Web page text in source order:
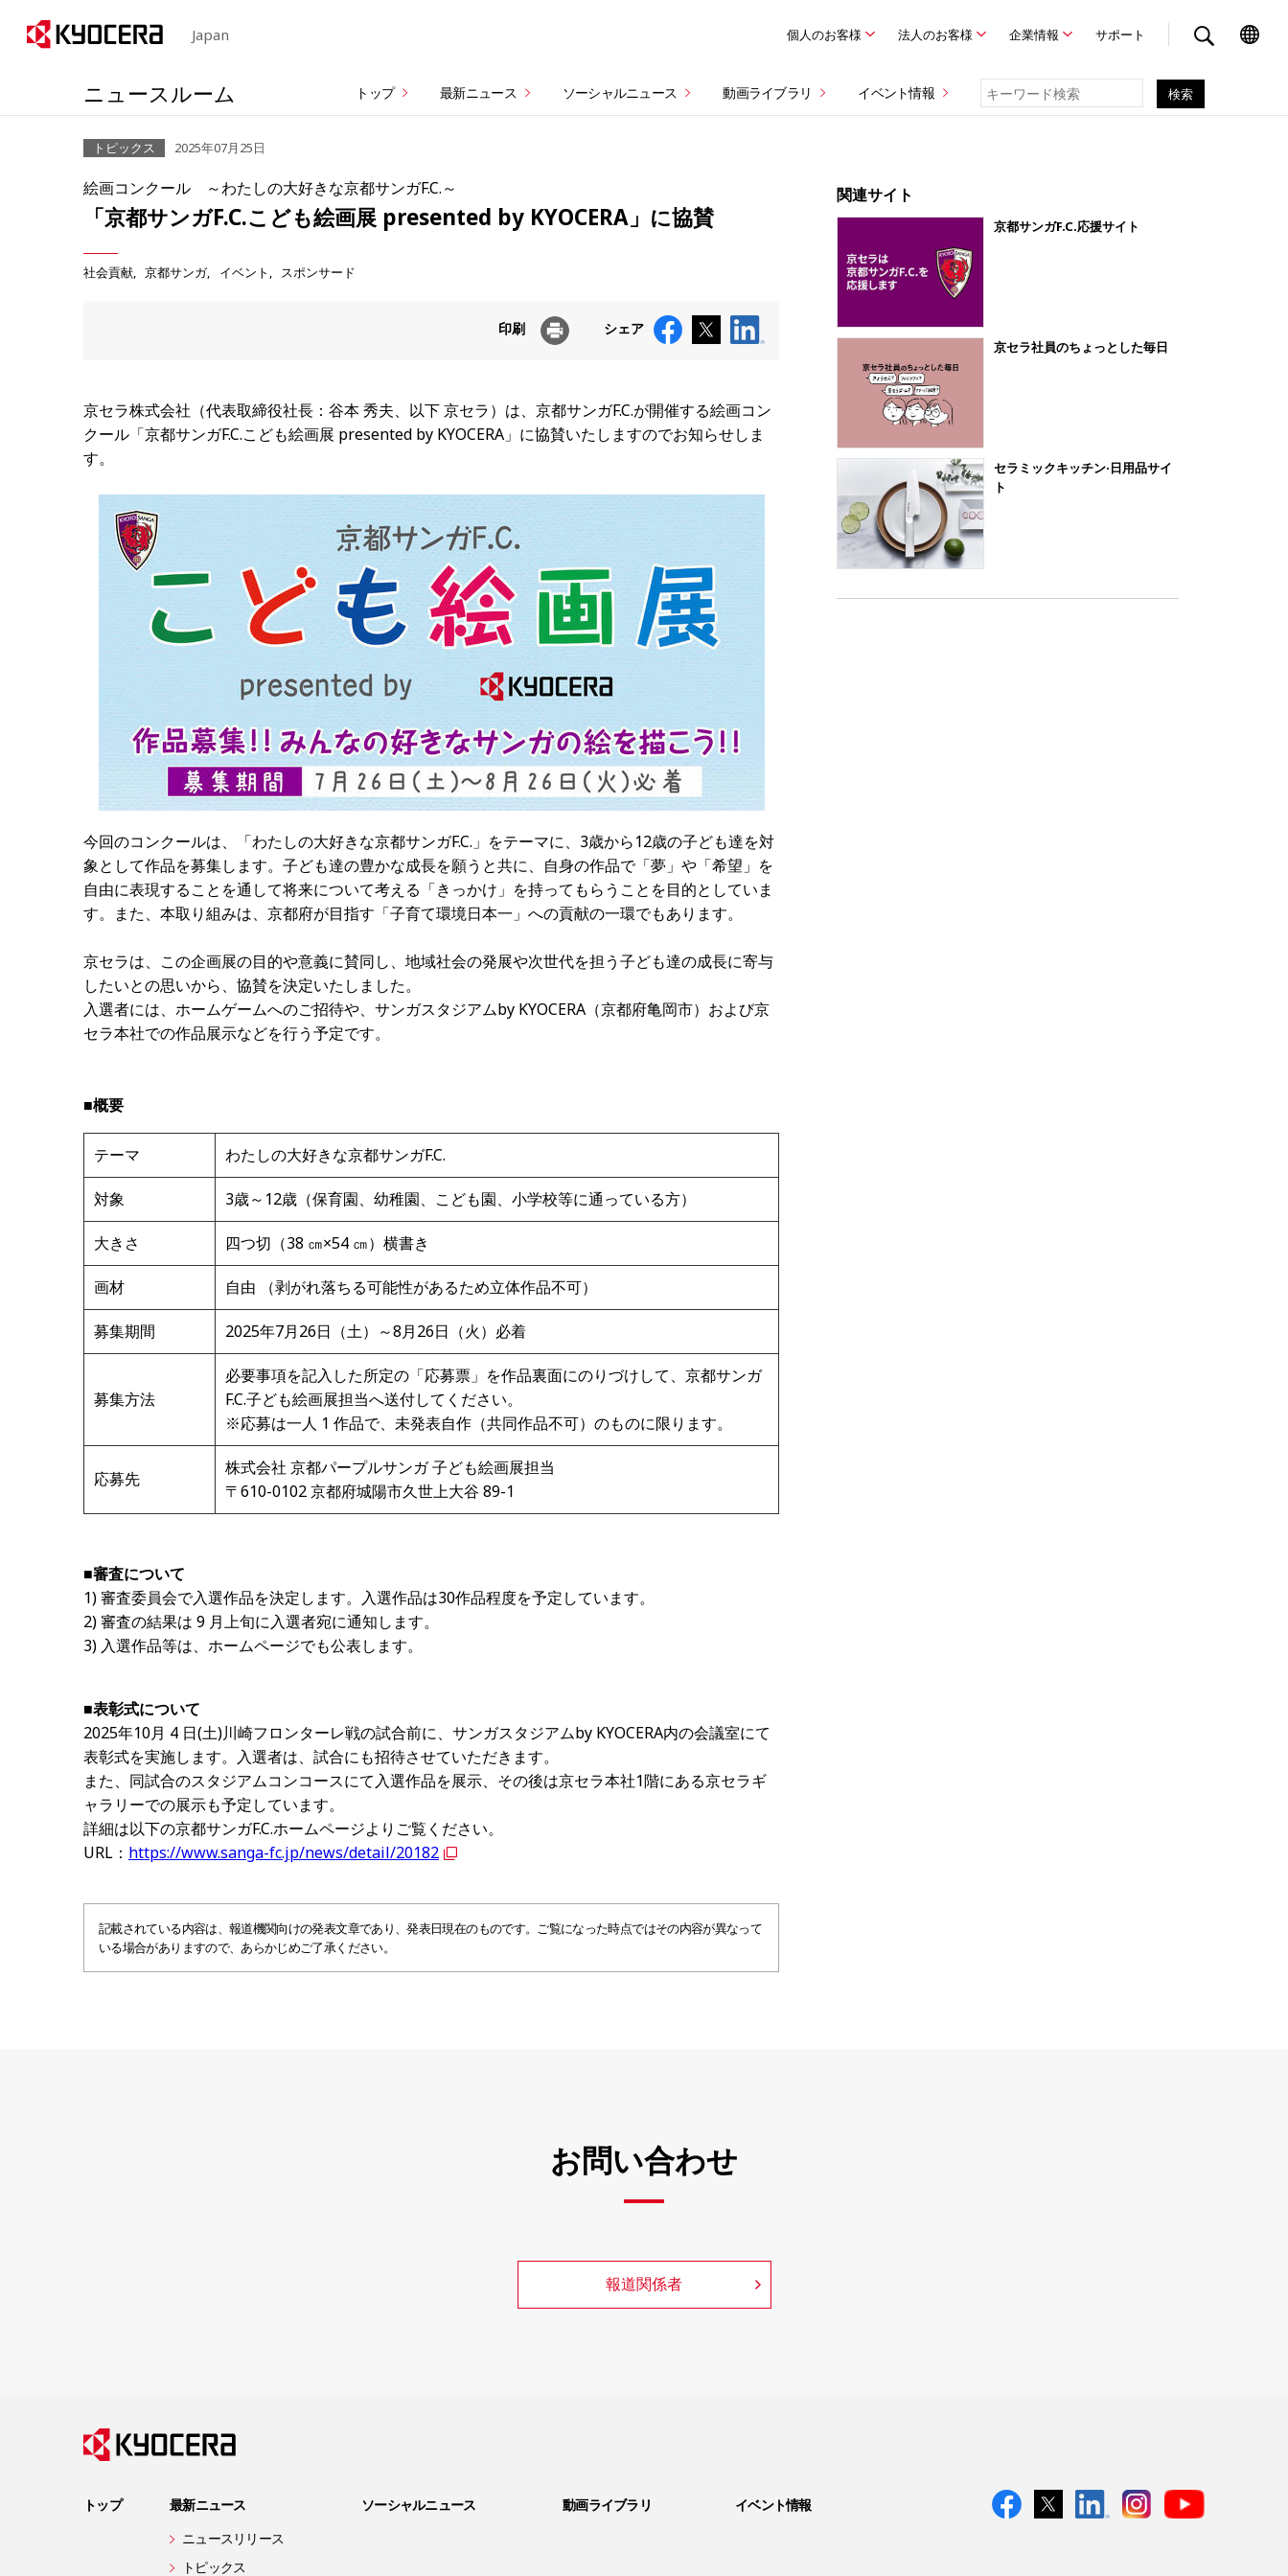
Japan 個人のお客様 法人のお客様 企業情報 サポート
ニュースルーム トップ 最新ニュース ソーシャルニュース 動画ライブラリ イベント情報
トピックス 2025年07月25日
絵画コンクール ～わたしの大好きな京都サンガF.C.～
「京都サンガF.C.こども絵画展 presented by KYOCERA」に協賛
社会貢献 京都サンガ イベント スポンサード
印刷 シェア
京セラ株式会社（代表取締役社長：谷本 秀夫、以下 京セラ）は、京都サンガF.C.が開催する絵画コン
クール「京都サンガF.C.こども絵画展 presented by KYOCERA」に協賛いたしますのでお知らせしま
す。
今回のコンクールは、「わたしの大好きな京都サンガF.C.」をテーマに、3歳から12歳の子ども達を対
象として作品を募集します。子ども達の豊かな成長を願うと共に、自身の作品で「夢」や「希望」を
自由に表現することを通して将来について考える「きっかけ」を持ってもらうことを目的としていま
す。また、本取り組みは、京都府が目指す「子育て環境日本一」への貢献の一環でもあります。
京セラは、この企画展の目的や意義に賛同し、地域社会の発展や次世代を担う子ども達の成長に寄与
したいとの思いから、協賛を決定いたしました。
入選者には、ホームゲームへのご招待や、サンガスタジアムby KYOCERA（京都府亀岡市）および京
セラ本社での作品展示などを行う予定です。
■概要
テーマ わたしの大好きな京都サンガF.C.
対象 3歳～12歳（保育園、幼稚園、こども園、小学校等に通っている方）
大きさ 四つ切（38 ㎝×54 ㎝）横書き
画材 自由 （剥がれ落ちる可能性があるため立体作品不可）
募集期間 2025年7月26日（土）～8月26日（火）必着
募集方法
必要事項を記入した所定の「応募票」を作品裏面にのりづけして、京都サンガ
F.C.子ども絵画展担当へ送付してください。
※応募は一人 1 作品で、未発表自作（共同作品不可）のものに限ります。
応募先
株式会社 京都パープルサンガ 子ども絵画展担当
〒610-0102 京都府城陽市久世上大谷 89-1
■審査について
1) 審査委員会で入選作品を決定します。入選作品は30作品程度を予定しています。
2) 審査の結果は 9 月上旬に入選者宛に通知します。
3) 入選作品等は、ホームページでも公表します。
■表彰式について
2025年10月 4 日(土)川崎フロンターレ戦の試合前に、サンガスタジアムby KYOCERA内の会議室にて
表彰式を実施します。入選者は、試合にも招待させていただきます。
また、同試合のスタジアムコンコースにて入選作品を展示、その後は京セラ本社1階にある京セラギ
ャラリーでの展示も予定しています。
詳細は以下の京都サンガF.C.ホームページよりご覧ください。
URL： https://www.sanga-fc.jp/news/detail/20182
記載されている内容は、報道機関向けの発表文章であり、発表日現在のものです。ご覧になった時点ではその内容が異なって
いる場合がありますので、あらかじめご了承ください。
関連サイト
京都サンガF.C.応援サイト
京セラ社員のちょっとした毎日
セラミックキッチン·日用品サイ
ト
お問い合わせ
報道関係者
トップ
最新ニュース
ニュースリリース
トピックス
ソーシャルニュース 動画ライブラリ イベント情報